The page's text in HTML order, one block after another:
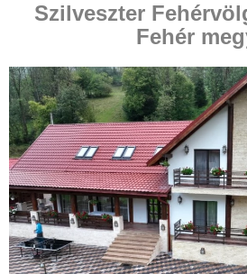
Szilveszter
Fehér